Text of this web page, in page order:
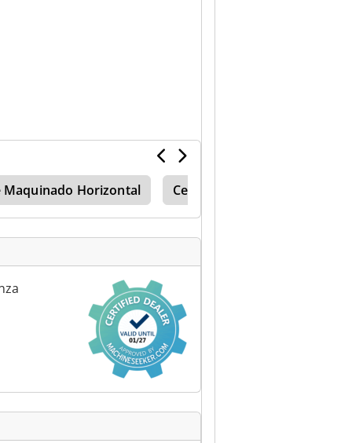
Maquinado Horizontal Centro De Mecanizado De 5